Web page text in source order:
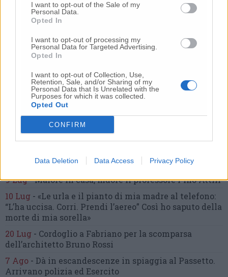
I want to opt-out of the Sale of my
Personal Data.
Opted In
I want to opt-out of processing my
Personal Data for Targeted Advertising.
Opted In
I want to opt-out of Collection, Use,
Retention, Sale, and/or Sharing of my
Personal Data that Is Unrelated with the
Purposes for which it was collected.
Opted Out
CONFIRM
Data Deletion Data Access Privacy Policy
-Femminicidio a Loreto.
Donna uccisa a
coltellate.Fermato il compagno: “L’ho ammazzata”
-Scontro tra auto e moto a Numana:
gravissimo un centauro
24 Lug-Maltrattamenti all’asilo, parla il sindaco:
«Notifica arrivata in mattinata, anche i miei figli
sono andati lì»
2 Ago-Fermato col taser,muore in ospedale dopo un
inseguimento.Indagini in corso per accertare le
cause
da un treno(Foto)
9 Lug-Malore in casa, muoreil professore Pino Attili
10 Lug - «Le urla e il pianto di mia madre al telefono:
“L’ha uccisa. Corri. Prendi l’aereo” Così ho saputo della
morte di mia sorella»
20 Lug - Cordoglio a Fabriano per la scomparsa
dell’architetto Bruno Rossi
7 Ago - Dà in escandescenze in spiaggia al Passetto.
Arrivano polizia ed Esercito